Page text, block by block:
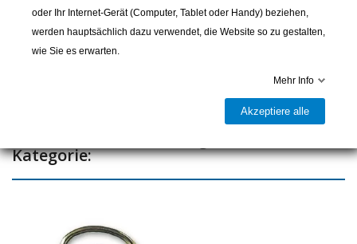
Lieferbar und im Laden erhältlich
Teilen
Kategorie:
oder Ihr Internet-Gerät (Computer, Tablet oder Handy) beziehen,
werden hauptsächlich dazu verwendet, die Website so zu gestalten,
wie Sie es erwarten.
Mehr Info
Akzeptiere alle